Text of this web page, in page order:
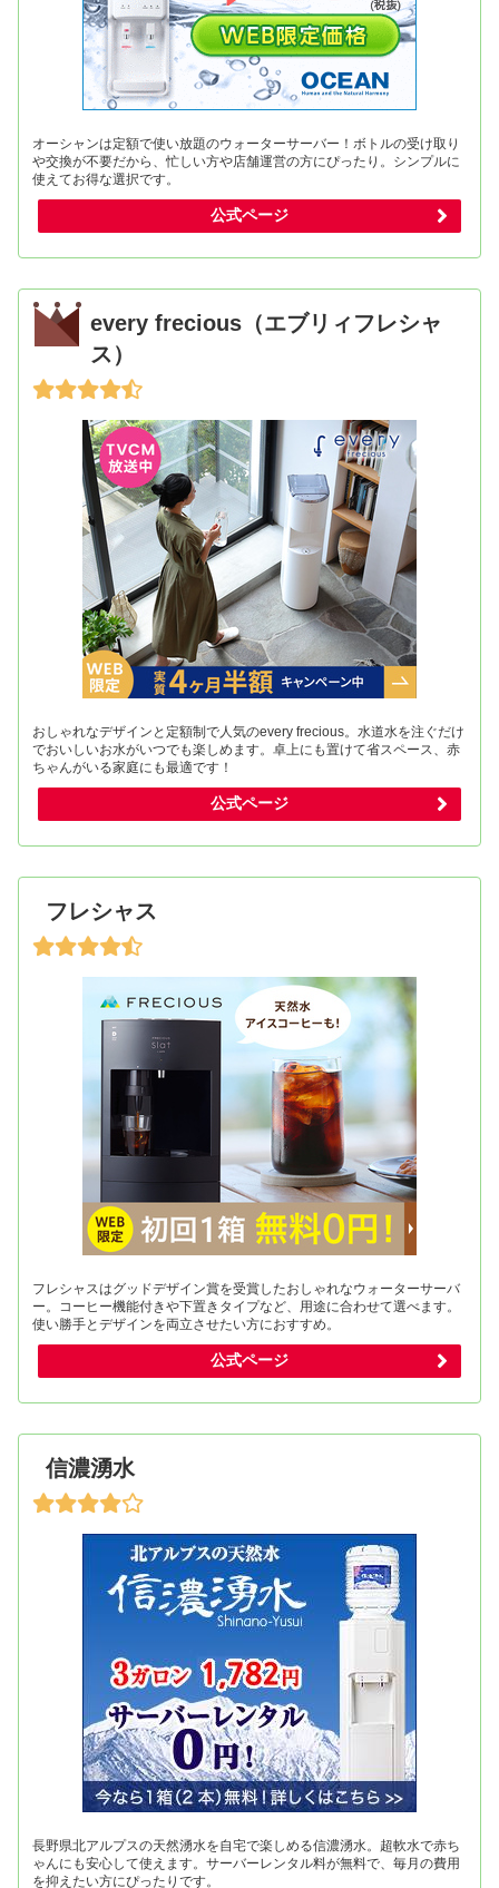
オーシャンは定額で使い放題のウォーターサーバー！ボトルの受け取り
や交換が不要だから、忙しい方や店舗運営の方にぴったり。シンプルに
使えてお得な選択です。
公式ページ
every frecious（エブリィフレシャ
ス）
おしゃれなデザインと定額制で人気のevery frecious。水道水を注ぐだけ
でおいしいお水がいつでも楽しめます。卓上にも置けて省スペース、赤
ちゃんがいる家庭にも最適です！
公式ページ
フレシャス
フレシャスはグッドデザイン賞を受賞したおしゃれなウォーターサーバ
ー。コーヒー機能付きや下置きタイプなど、用途に合わせて選べます。
使い勝手とデザインを両立させたい方におすすめ。
公式ページ
信濃湧水
長野県北アルプスの天然湧水を自宅で楽しめる信濃湧水。超軟水で赤ち
ゃんにも安心して使えます。サーバーレンタル料が無料で、毎月の費用
を抑えたい方にぴったりです。